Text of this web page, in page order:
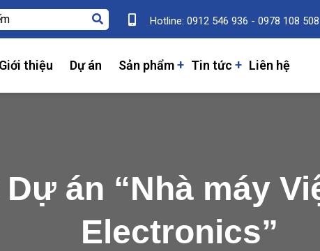
Hotline: 0912 546 936 - 0978 108 508
Giới thiệu Dự án Sản phẩm Tin tức Liên hệ
án “Nhà máy
Electronics”